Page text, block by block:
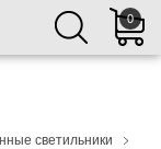
0
светильники